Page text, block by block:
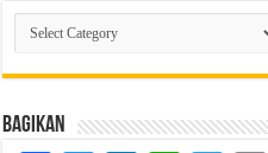
Kategori
Berita
Bagikan